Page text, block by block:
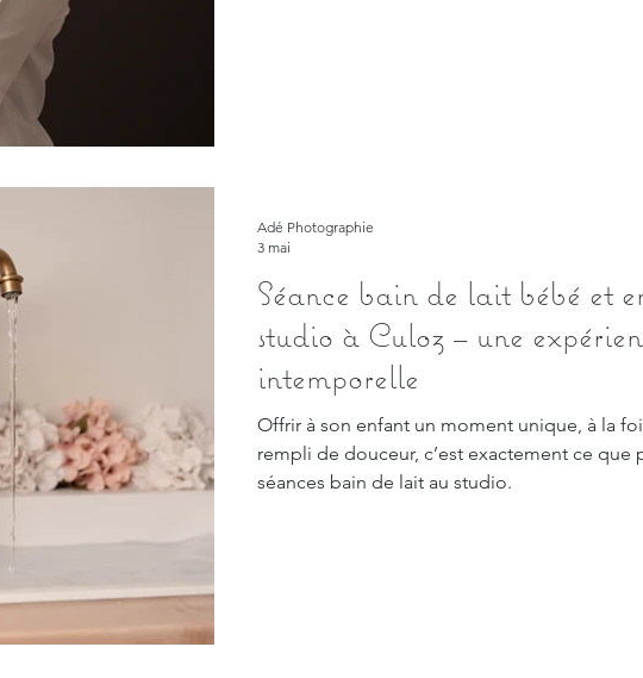
Séance bain de lait bébé et
studio à Culoz – une
intemporelle
Offrir à son enfant un moment unique, à la
rempli de douceur, c’est exactement ce que
séances bain de lait au studio.
Adé Photographie
3 mai